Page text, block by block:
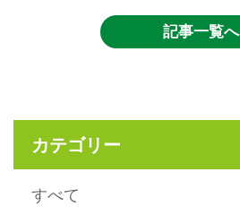
記事一覧へ
カテゴリー
すべて